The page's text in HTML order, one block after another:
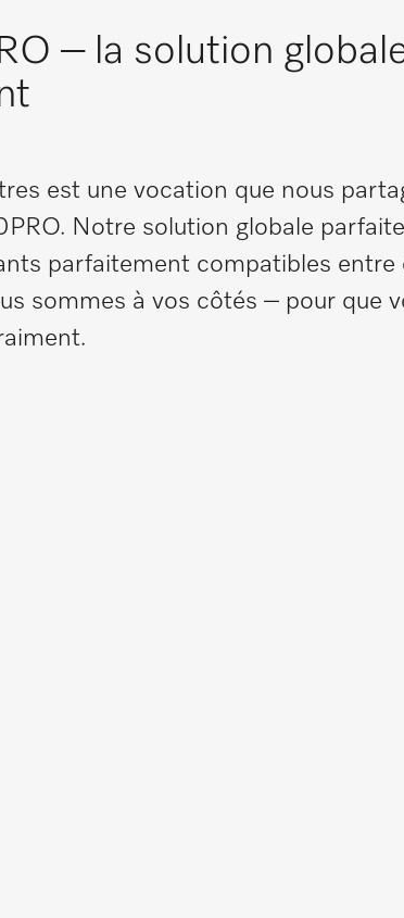
– la solution
est une vocation que nous
Notre solution globale
parfaitement compatibles entre
sommes à vos côtés – pour que